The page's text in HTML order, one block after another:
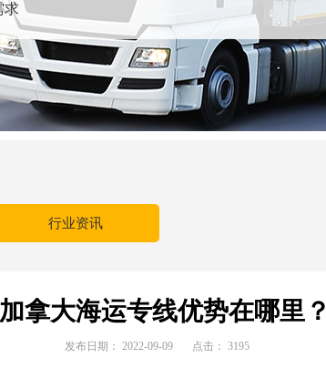
求
行业资讯
加拿大海运专线优势在哪里？
发布日期： 2022-09-09 点击： 3195